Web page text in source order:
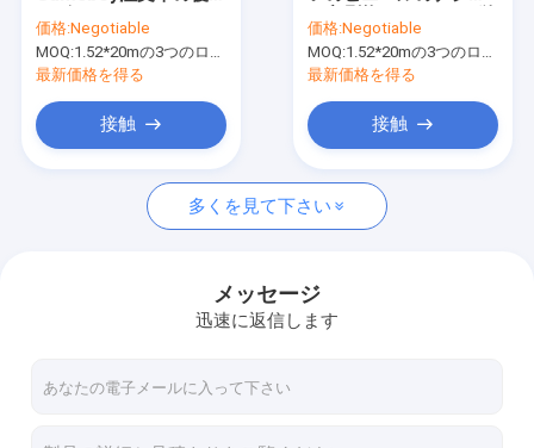
デジタル プリント用フィルム
デジタル色変更車の覆い
注文車の覆いのビニール
TPU車のペンキの保護フィルム
車のビニールのステッカー
印刷物の二重PEの上塗
を施してあるはさみ金
価格:Negotiable
MOQ:1.52*20mの3つのロールを意味する1.52*60m、
最新価格を得る
接触
量体重合体
価格:Negotiable
MOQ:1.52*20mの3つのロールを意味する1.52*60m、
最新価格を得る
接触
多くを見て下さい
メッセージ
迅速に返信します